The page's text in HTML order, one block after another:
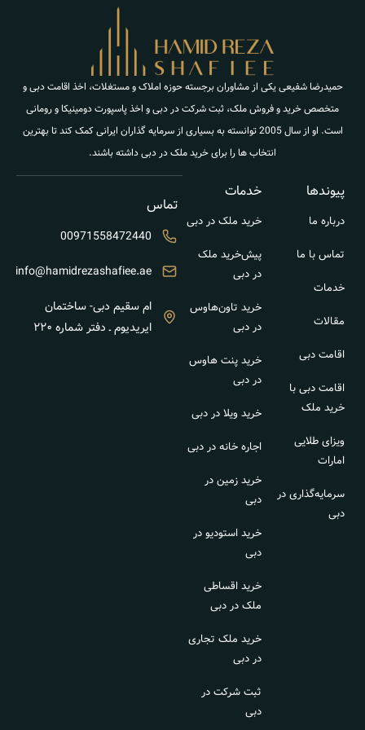
حمیدرضا شفیعی یکی از مشاوران برجسته حوزه املاک و مستغلات، اخذ اقامت دبی و
متخصص خرید و فروش ملک، ثبت شرکت در دبی و اخذ پاسپورت دومینیکا و رومانی
است. او از سال 2005 توانسته به بسیاری از سرمایه گذاران ایرانی کمک کند تا بهترین
انتخاب ها را برای خرید ملک در دبی داشته باشند.
پیوندها
درباره ما
تماس با ما
خدمات
مقالات
اقامت دبی
اقامت دبی با
خرید ملک
ویزای طلایی
امارات
سرمایه‌گذاری در
دبی
خدمات
خرید ملک در دبی
پیش‌خرید ملک
در دبی
خرید تاون‌هاوس
در دبی
خرید پنت هاوس
در دبی
خرید ویلا در دبی
اجاره خانه در دبی
خرید زمین در
دبی
خرید استودیو در
دبی
خرید اقساطی
ملک در دبی
خرید ملک تجاری
در دبی
ثبت شرکت در
دبی
تماس
00971558472440
info@hamidrezashafiee.ae
ام سقیم دبی- ساختمان
ایریدیوم ـ دفتر شماره ۲۲۰